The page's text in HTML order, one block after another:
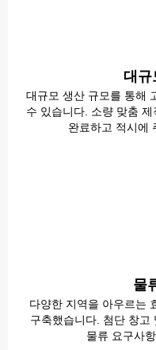
대규
대규모 생산 규모를 통해
수 있습니다. 소량 맞춤
완료하고 적시에
물
다양한 지역을 아우르는
구축했습니다. 첨단 창고
물류 요구사